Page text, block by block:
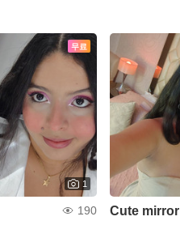
무료
1
190 Cute mirror